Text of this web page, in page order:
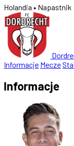
Holandia • Napastnik
Informacje Mecze
Informacje